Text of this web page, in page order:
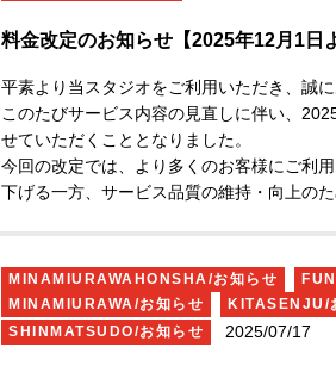
料金改定のお知らせ【2025年12月1日
平素より当スタジオをご利用いただき、誠に
このたびサービス内容の見直しに伴い、
せていただくこととなりました。
今回の改定では、より多くのお客様にご利
下げる一方、 サービス品質の維持・向上の
今後とも、皆さまにご満足いただけるスタ
解賜りますようお願い申し上げます。
MINAMIURAWAHONSHA/お知らせ
MINAMIURAWA/お知らせ
KITASENJU/
SHINMATSUDO/お知らせ
2025/07/17